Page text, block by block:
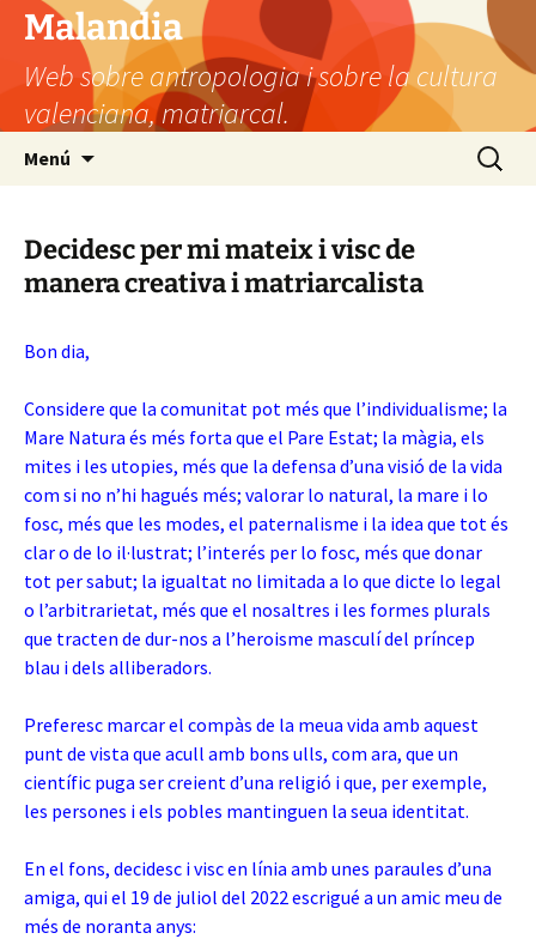
Vés
contingut
Malandia
Web sobre antropologia i sobre la cultura
valenciana, matriarcal.
Menú Cerca:
Decidesc per mi mateix i visc de
manera creativa i matriarcalista
Bon dia,
Considere que la comunitat pot més que l’individualisme; la
Mare Natura és més forta que el Pare Estat; la màgia, els
mites i les utopies, més que la defensa d’una visió de la vida
com si no n’hi hagués més; valorar lo natural, la mare i lo
fosc, més que les modes, el paternalisme i la idea que tot és
clar o de lo il·lustrat; l’interés per lo fosc, més que donar
tot per sabut; la igualtat no limitada a lo que dicte lo legal
o l’arbitrarietat, més que el nosaltres i les formes plurals
que tracten de dur-nos a l’heroisme masculí del príncep
blau i dels alliberadors.
Preferesc marcar el compàs de la meua vida amb aquest
punt de vista que acull amb bons ulls, com ara, que un
científic puga ser creient d’una religió i que, per exemple,
les persones i els pobles mantinguen la seua identitat.
En el fons, decidesc i visc en línia amb unes paraules d’una
amiga, qui el 19 de juliol del 2022 escrigué a un amic meu de
més de noranta anys: